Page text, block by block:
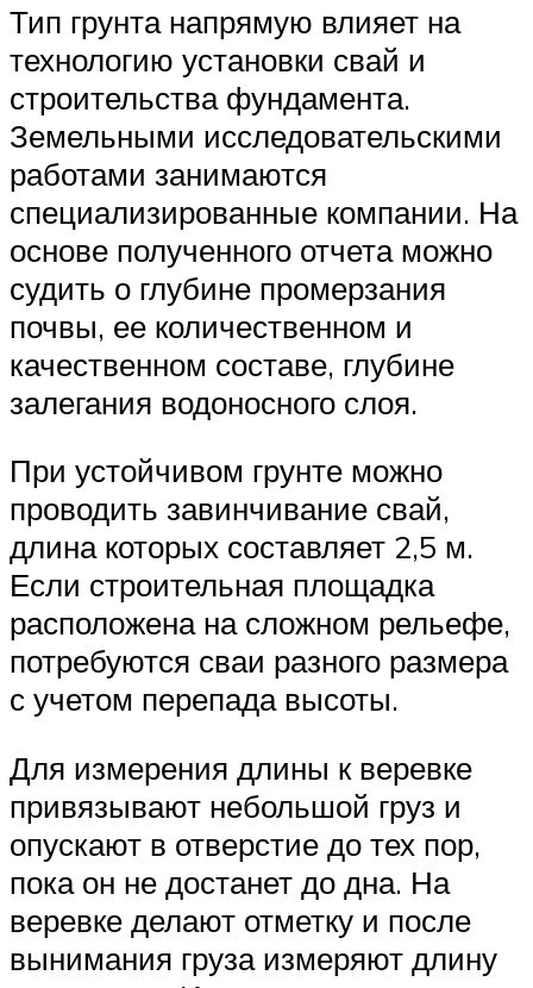
Тип грунта напрямую влияет на
технологию установки свай и
строительства фундамента.
Земельными исследовательскими
работами занимаются
специализированные компании. На
основе полученного отчета можно
судить о глубине промерзания
почвы, ее количественном и
качественном составе, глубине
залегания водоносного слоя.
При устойчивом грунте можно
проводить завинчивание свай,
длина которых составляет 2,5 м.
Если строительная площадка
расположена на сложном рельефе,
потребуются сваи разного размера
с учетом перепада высоты.
Для измерения длины к веревке
привязывают небольшой груз и
опускают в отверстие до тех пор,
пока он не достанет до дна. На
веревке делают отметку и после
вынимания груза измеряют длину